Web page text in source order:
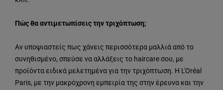
Πώς θα αντιμετωπίσεις την τριχόπτωση;
Αν υποψιαστείς πως χάνεις περισσότερα μαλλιά από το
συνηθισμένο, σπεύσε να αλλάξεις το haircare σου, με
προϊόντα ειδικά μελετημένα για την τριχόπτωση. Η L'Oréal
Paris, με την μακρόχρονη εμπειρία της στην έρευνα και την